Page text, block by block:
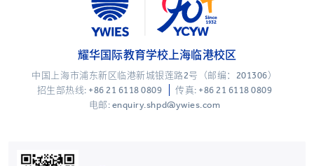
耀华国际教育学校上海临港校区
中国上海市浦东新区临港新城银莲路2号（邮编：201306）
招生部热线: +86 21 6118 0809
传真: +86 21 6118 0809
电邮: enquiry.shpd@ywies.com